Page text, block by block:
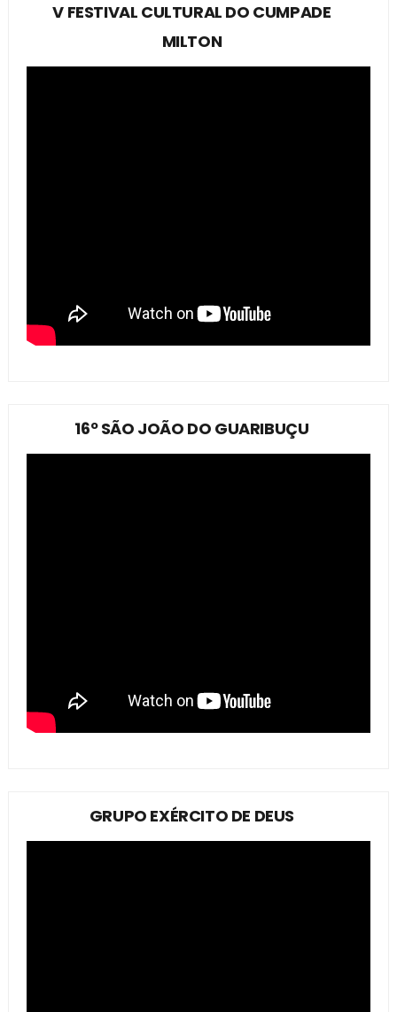
V FESTIVAL CULTURAL DO CUMPADE
MILTON
16º SÃO JOÃO DO GUARIBUÇU
GRUPO EXÉRCITO DE DEUS